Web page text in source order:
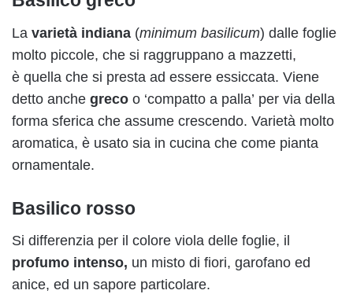
La varietà indiana (minimum basilicum) dalle foglie
molto piccole, che si raggruppano a mazzetti,
è quella che si presta ad essere essiccata. Viene
detto anche greco o ‘compatto a palla’ per via della
forma sferica che assume crescendo. Varietà molto
aromatica, è usato sia in cucina che come pianta
ornamentale.
Basilico rosso
Si differenzia per il colore viola delle foglie, il
profumo intenso, un misto di fiori, garofano ed
anice, ed un sapore particolare.